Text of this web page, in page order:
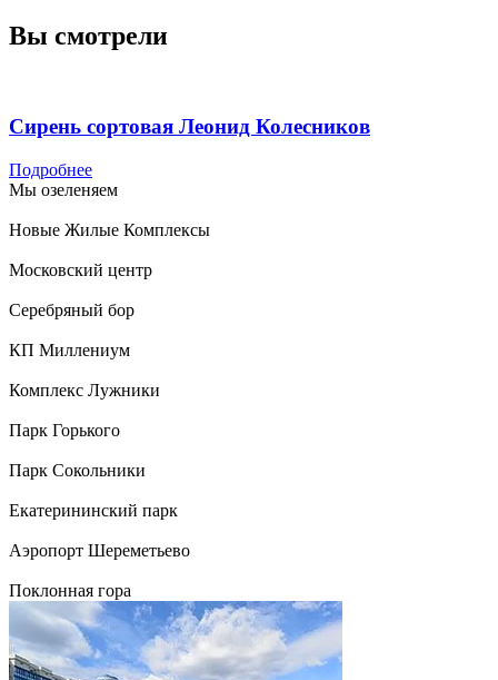
Вы смотрели
Сирень сортовая Леонид Колесников
Подробнее
Мы озеленяем
Новые Жилые Комплексы
Московский центр
Серебряный бор
КП Миллениум
Комплекс Лужники
Парк Горького
Парк Сокольники
Екатерининский парк
Аэропорт Шереметьево
Поклонная гора